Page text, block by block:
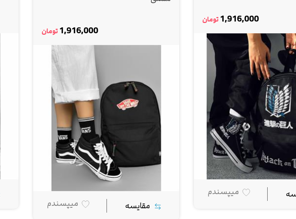
1,916,000 تومان
میپسندم
1,916,000 تومان
مقایسه میپسندم